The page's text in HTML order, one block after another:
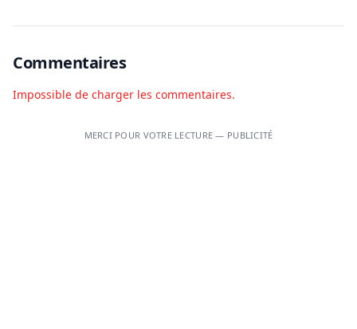
Commentaires
Impossible de charger les commentaires.
MERCI POUR VOTRE LECTURE — PUBLICITÉ